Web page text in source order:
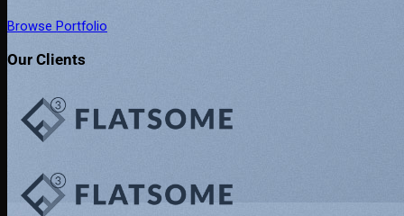
Browse Portfolio
Our Clients